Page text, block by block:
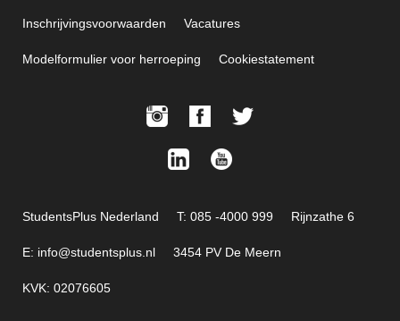
Inschrijvingsvoorwaarden Vacatures
Modelformulier voor herroeping Cookiestatement
StudentsPlus Nederland T: 085 -4000 999 Rijnzathe 6
E: info@studentsplus.nl 3454 PV De Meern
KVK: 02076605